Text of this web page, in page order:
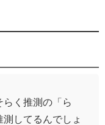
らく推測の「ら
してるんでしょ